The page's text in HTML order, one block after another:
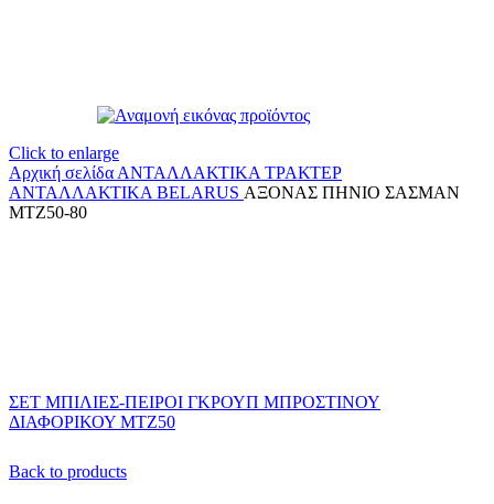
Click to enlarge
Αρχική σελίδα ΑΝΤΑΛΛΑΚΤΙΚΑ ΤΡΑΚΤΕΡ
ΑΝΤΑΛΛΑΚΤΙΚΑ BELARUS ΑΞΟΝΑΣ ΠΗΝΙΟ ΣΑΣΜΑΝ
ΜΤΖ50-80
ΣΕΤ ΜΠΙΛΙΕΣ-ΠΕΙΡΟΙ ΓΚΡΟΥΠ ΜΠΡΟΣΤΙΝΟΥ
ΔΙΑΦΟΡΙΚΟΥ ΜΤΖ50
Back to products